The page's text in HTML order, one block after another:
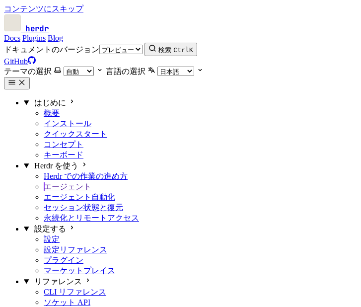
コンテンツにスキップ
herdr
Docs Plugins Blog
ドキュメントのバージョン
検索 CtrlK
GitHub
テーマの選択
言語の選択
はじめに
概要
インストール
クイックスタート
コンセプト
キーボード
Herdr を使う
Herdr での作業の進め方
エージェント
エージェント自動化
セッション状態と復元
永続化とリモートアクセス
設定する
設定
設定リファレンス
プラグイン
マーケットプレイス
リファレンス
CLI リファレンス
ソケット API